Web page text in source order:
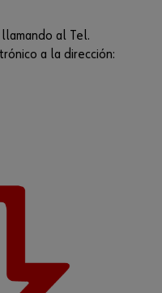
al Tel.
a la dirección: